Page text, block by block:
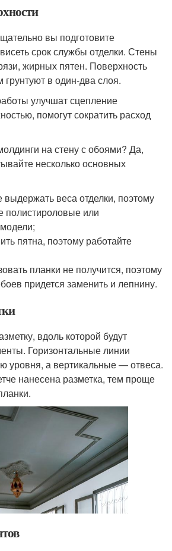
вы подготовите
срок службы отделки. Стены
жирных пятен. Поверхность
в один-два слоя.
улучшат сцепление
помогут сократить расход
на стену с обоями? Да,
несколько основных
выдержать веса отделки, поэтому
полистироловые или
пятна, поэтому работайте
планки не получится, поэтому
придется заменить и лепнину.
вдоль которой будут
Горизонтальные линии
уровня, а вертикальные — отвеса.
нанесена разметка, тем проще